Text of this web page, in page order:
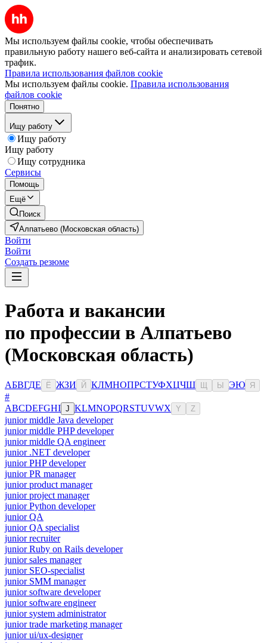
Мы используем файлы cookie, чтобы обеспечивать
правильную работу нашего веб-сайта и анализировать сетевой
трафик.
Правила использования файлов cookie
Мы используем файлы cookie. Правила использования
файлов cookie
Понятно
Ищу работу
Ищу работу
Ищу работу
Ищу сотрудника
Сервисы
Помощь
Ещё
Поиск
Алпатьево (Московская область)
Войти
Войти
Создать резюме
Работа и вакансии
по профессии в Алпатьево
(Московская область)
АБВГДЕ Ё ЖЗИ Й КЛМНОПРСТУФХЦЧШ Ы ЭЮ Я
#
ABCDEFGHI J KLMNOPQRSTUVWX Y Z
junior middle Java developer
junior middle PHP developer
junior middle QA engineer
junior .NET developer
junior PHP developer
junior PR manager
junior product manager
junior project manager
junior Python developer
junior QA
junior QA specialist
junior recruiter
junior Ruby on Rails developer
junior sales manager
junior SEO-specialist
junior SMM manager
junior software developer
junior software engineer
junior system administrator
junior trade marketing manager
junior ui/ux-designer